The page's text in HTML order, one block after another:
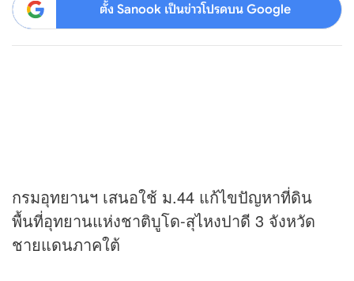
ตั้ง Sanook เป็นข่าวโปรดบน Google
กรมอุทยานฯ เสนอใช้ ม.44 แก้ไขปัญหาที่ดิน
พื้นที่อุทยานแห่งชาติบูโด-สุไหงปาดี 3 จังหวัด
ชายแดนภาคใต้